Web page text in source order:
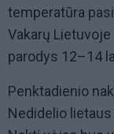
temperatūra
Vakarų
parodys 12–14
Penktadienio
Nedidelio